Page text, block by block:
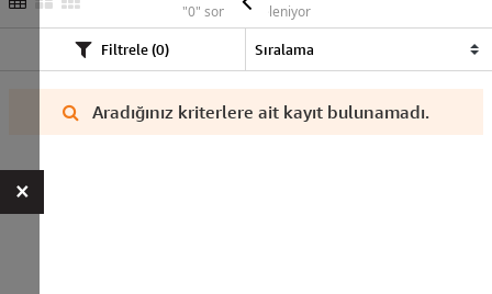
"0" sonuç listeleniyor
Filtrele (0)
Aradığınız kriterlere ait kayıt bulunamadı.
×